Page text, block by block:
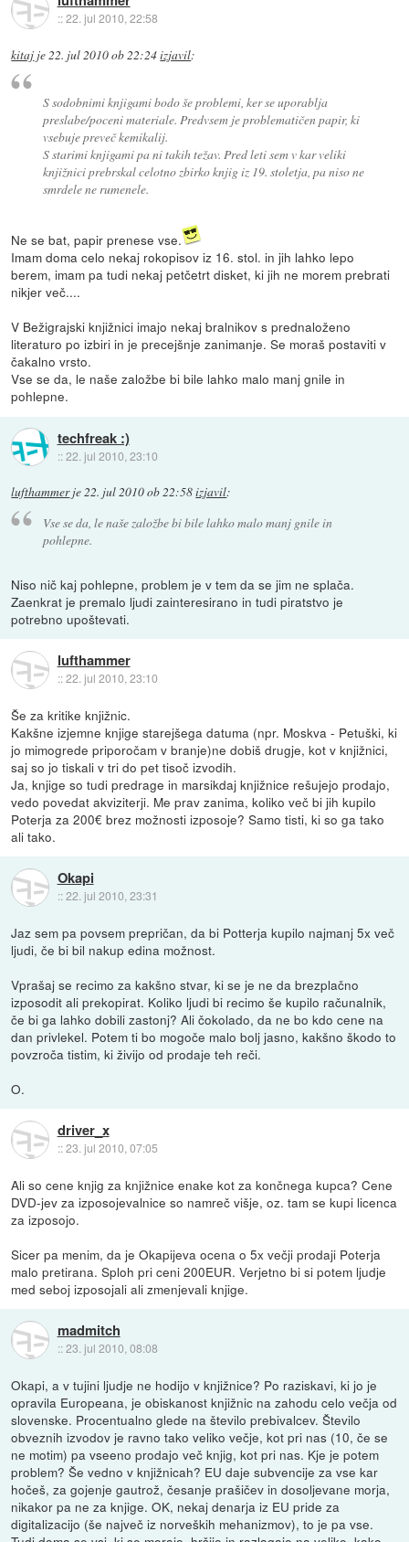
::22. jul 2010, 22:58
kitaj je22. jul 2010 ob 22:24izjavil:
S sodobnimi knjigami bodo še problemi, ker se uporablja
preslabe/poceni materiale. Predvsem je problematičen papir, ki
vsebuje preveč kemikalij.
S starimi knjigami pa ni takih težav. Pred leti sem v kar veliki
knjižnici prebrskal celotno zbirko knjig iz 19. stoletja, pa niso ne
smrdele ne rumenele.
Ne se bat, papir prenese vse.
Imam doma celo nekaj rokopisov iz 16. stol. in jih lahko lepo
berem, imam pa tudi nekaj petčetrt disket, ki jih ne morem prebrati
nikjer več....
V Bežigrajski knjižnici imajo nekaj bralnikov s prednaloženo
literaturo po izbiri in je precejšnje zanimanje. Se moraš postaviti v
čakalno vrsto.
Vse se da, le naše založbe bi bile lahko malo manj gnile in
pohlepne.
techfreak :)
::22. jul 2010, 23:10
lufthammerje22. jul 2010 ob 22:58izjavil:
Vse se da, le naše založbe bi bile lahko malo manj gnile in
pohlepne.
Niso nič kaj pohlepne, problem je v tem da se jim ne splača.
Zaenkrat je premalo ljudi zainteresirano in tudi piratstvo je
potrebno upoštevati.
lufthammer
::22. jul 2010, 23:10
Še za kritike knjižnic.
Kakšne izjemne knjige starejšega datuma (npr. Moskva - Petuški, ki
jo mimogrede priporočam v branje)ne dobiš drugje, kot v knjižnici,
saj so jo tiskali v tri do pet tisoč izvodih.
Ja, knjige so tudi predrage in marsikdaj knjižnice rešujejo prodajo,
vedo povedat akviziterji. Me prav zanima, koliko več bi jih kupilo
Poterja za 200€ brez možnosti izposoje? Samo tisti, ki so ga tako
ali tako.
Okapi
::22. jul 2010, 23:31
Jaz sem pa povsem prepričan, da bi Potterja kupilo najmanj 5x več
ljudi, če bi bil nakup edina možnost.
Vprašaj se recimo za kakšno stvar, ki se je ne da brezplačno
izposodit ali prekopirat. Koliko ljudi bi recimo še kupilo računalnik,
če bi ga lahko dobili zastonj? Ali čokolado, da ne bo kdo cene na
dan privlekel. Potem ti bo mogoče malo bolj jasno, kakšno škodo to
povzroča tistim, ki živijo od prodaje teh reči.
O.
driver_x
::23. jul 2010, 07:05
Ali so cene knjig za knjižnice enake kot za končnega kupca? Cene
DVD-jev za izposojevalnice so namreč višje, oz. tam se kupi licenca
za izposojo.
Sicer pa menim, da je Okapijeva ocena o 5x večji prodaji Poterja
malo pretirana. Sploh pri ceni 200EUR. Verjetno bi si potem ljudje
med seboj izposojali ali zmenjevali knjige.
madmitch
::23. jul 2010, 08:08
Okapi, a v tujini ljudje ne hodijo v knjižnice? Po raziskavi, ki jo je
opravila Europeana, je obiskanost knjižnic na zahodu celo večja od
slovenske. Procentualno glede na število prebivalcev. Število
obveznih izvodov je ravno tako veliko večje, kot pri nas (10, če se
ne motim) pa vseeno prodajo več knjig, kot pri nas. Kje je potem
problem? Še vedno v knjižnicah? EU daje subvencije za vse kar
hočeš, za gojenje gautrož, česanje prašičev in dosoljevane morja,
nikakor pa ne za knjige. OK, nekaj denarja iz EU pride za
digitalizacijo (še največ iz norveških mehanizmov), to je pa vse.